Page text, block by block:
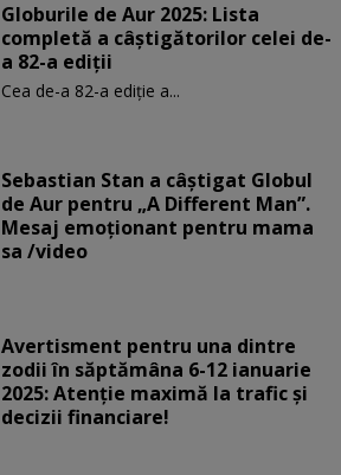
Globurile de Aur 2025: Lista
completă a câștigătorilor celei de-
a 82-a ediții
Cea de-a 82-a ediție a...
Sebastian Stan a câștigat Globul
de Aur pentru „A Different Man”.
Mesaj emoționant pentru mama
sa /video
Avertisment pentru una dintre
zodii în săptămâna 6-12 ianuarie
2025: Atenție maximă la trafic și
decizii financiare!